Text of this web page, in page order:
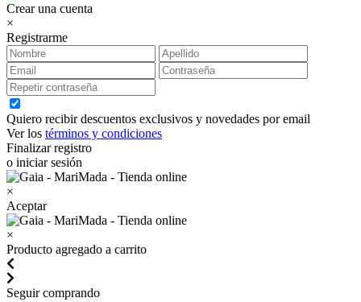
Crear una cuenta
×
Registrarme
Quiero recibir descuentos exclusivos y novedades por email
Ver los términos y condiciones
Finalizar registro
o iniciar sesión
×
Aceptar
×
Producto agregado a carrito
Seguir comprando